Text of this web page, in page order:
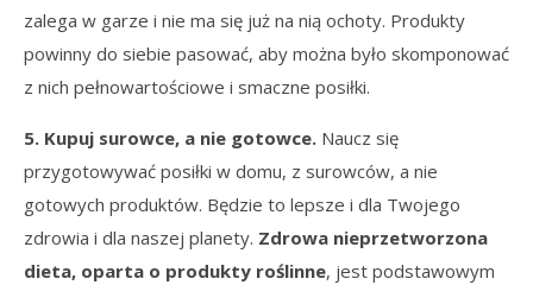
zalega w garze i nie ma się już na nią ochoty. Produkty
powinny do siebie pasować, aby można było skomponować
z nich pełnowartościowe i smaczne posiłki.
5. Kupuj surowce, a nie gotowce. Naucz się
przygotowywać posiłki w domu, z surowców, a nie
gotowych produktów. Będzie to lepsze i dla Twojego
zdrowia i dla naszej planety. Zdrowa nieprzetworzona
dieta, oparta o produkty roślinne, jest podstawowym